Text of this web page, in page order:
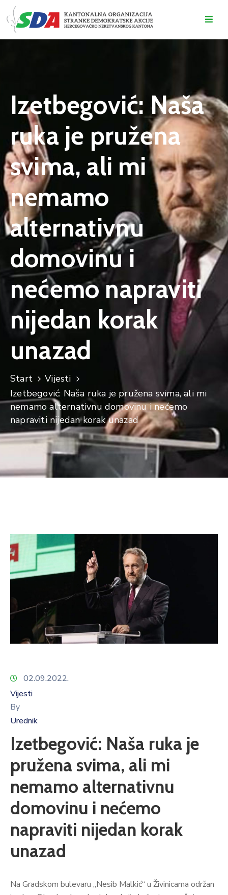
VIJESTI
KONTAKT
Izetbegović: Naša
ruka je pružena
svima, ali mi
nemamo
alternativnu
domovinu i
nećemo napraviti
nijedan korak
unazad
Start
Vijesti
Izetbegović: Naša ruka je pružena svima, ali mi
nemamo alternativnu domovinu i nećemo
napraviti nijedan korak unazad
02.09.2022.
Vijesti
By
Urednik
Izetbegović: Naša ruka je
pružena svima, ali mi
nemamo alternativnu
domovinu i nećemo
napraviti nijedan korak
unazad
Na Gradskom bulevaru „Nesib Malkić“ u Živinicama održan